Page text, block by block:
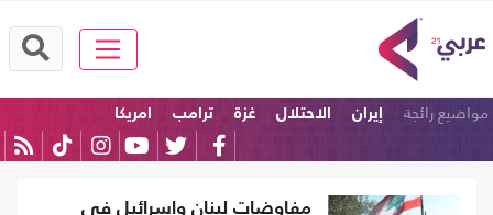
مواضيع رائجة إيران الاحتلال غزة ترامب
امريكا
مفاوضات لبنان وإسرائيل في